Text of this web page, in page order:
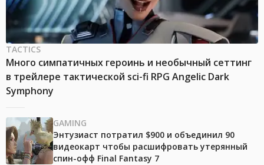
TACTICS
Много симпатичных героинь и необычный сеттинг
в трейлере тактической sci-fi RPG Angelic Dark
Symphony
GAMING
Энтузиаст потратил $900 и объединил 90
видеокарт чтобы расшифровать утерянный
спин-офф Final Fantasy 7